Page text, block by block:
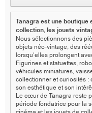
Tanagra est une
collection, les jouets
Nous sélectionnons des
objets néo-vintage, des
lorsqu’elles prolongent
Figurines et statuettes,
véhicules miniatures,
collectionner et curiosités :
son esthétique et son
Le cœur de Tanagra reste
période fondatrice pour la